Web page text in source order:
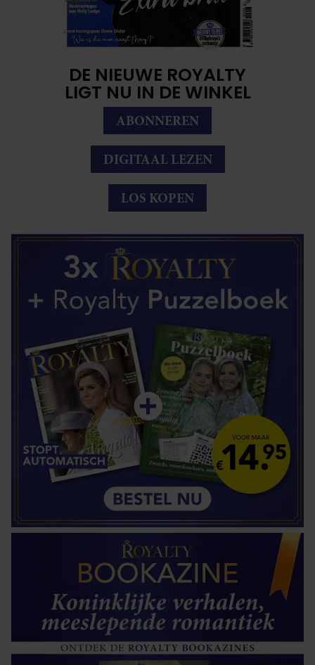
DE NIEUWE ROYALTY
LIGT NU IN DE WINKEL
ABONNEREN
DIGITAAL LEZEN
LOS KOPEN